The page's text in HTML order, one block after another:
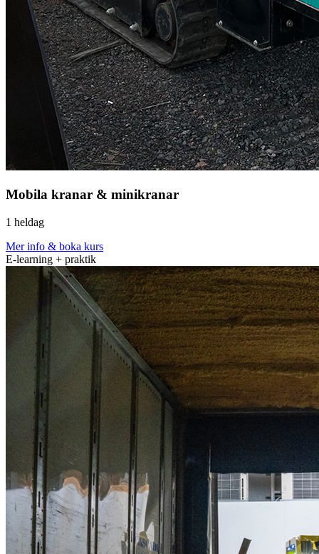
Mobila kranar & minikranar
1 heldag
Mer info & boka kurs
E-learning + praktik